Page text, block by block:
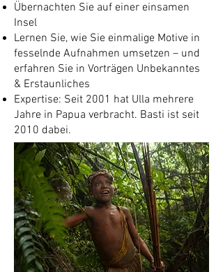
Übernachten Sie auf einer einsamen
Insel
Lernen Sie, wie Sie einmalige Motive in
fesselnde Aufnahmen umsetzen – und
erfahren Sie in Vorträgen Unbekanntes
& Erstaunliches
Expertise: Seit 2001 hat Ulla mehrere
Jahre in Papua verbracht. Basti ist seit
2010 dabei.